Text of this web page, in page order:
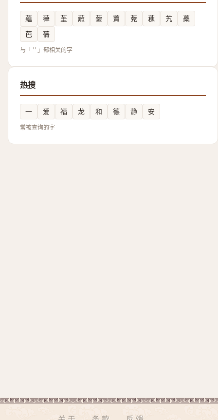
藴 葎 茥 蘺 蓥 藚 萒 藮 艽
蘽
芭
蒨
与「艹」部相关的字
热搜
一 爱 福 龙 和 德 静 安
常被查询的字